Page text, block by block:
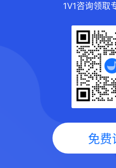
1V1咨询领取
免费